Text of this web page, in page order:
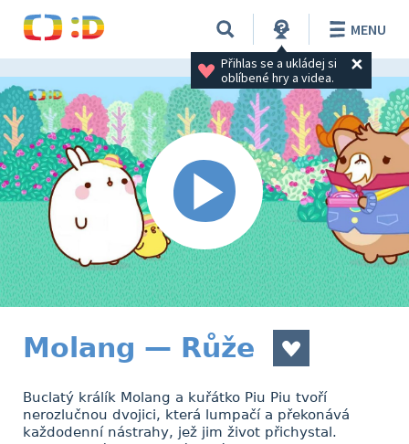
Přihlas se a ukládej si
oblíbené hry a videa.
MENU
Molang — Růže
Buclatý králík Molang a kuřátko Piu Piu tvoří
nerozlučnou dvojici, která lumpačí a překonává
každodenní nástrahy, jež jim život přichystal.